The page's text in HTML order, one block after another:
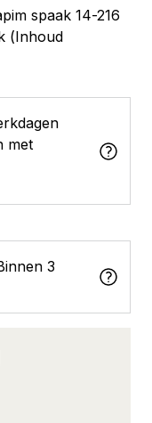
spaak 14-216
(Inhoud
met
3